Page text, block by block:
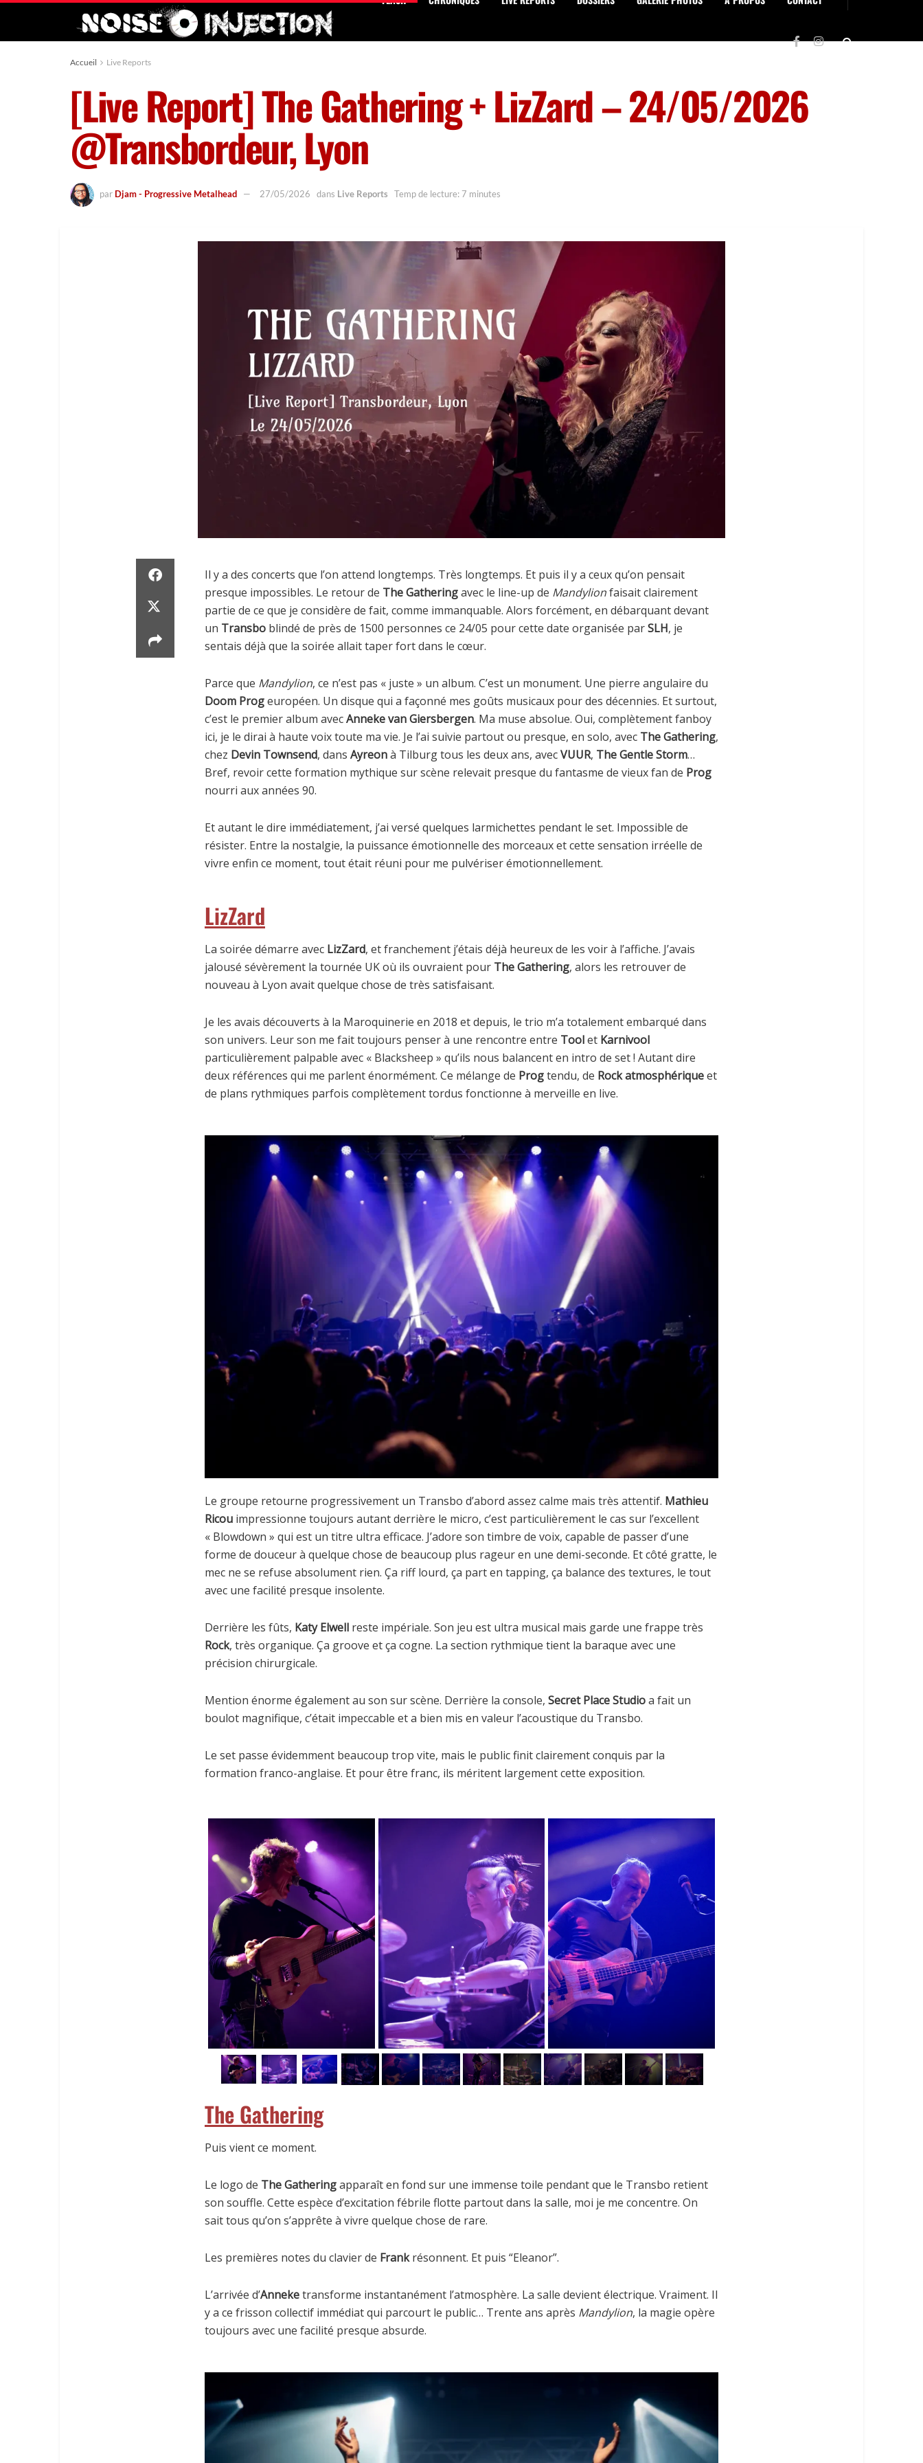
Accueil Live Reports
[Live Report] The Gathering + LizZard – 24/05/2026
@Transbordeur, Lyon
par Djam - Progressive Metalhead 27/05/2026 dans Live Reports Temp de lecture: 7 minutes
Il y a des concerts que l’on attend longtemps. Très longtemps. Et puis il y a ceux qu’on pensait
presque impossibles. Le retour de The Gatheringavec le line-up de Mandylionfaisait clairement
partie de ce que je considère de fait, comme immanquable. Alors forcément, en débarquant devant
un Transbo blindé de près de 1500 personnes ce 24/05 pour cette date organisée parSLH, je
sentais déjà que la soirée allait taper fort dans le cœur.
Parce que Mandylion, ce n’est pas « juste » un album. C’est un monument. Une pierre angulaire du
Doom Progeuropéen. Un disque qui a façonné mes goûts musicaux pour des décennies. Et surtout,
c’est le premier album avecAnneke van Giersbergen. Ma muse absolue. Oui, complètement fanboy
ici, je le dirai à haute voix toute ma vie. Je l’ai suivie partout ou presque, en solo, avec The Gathering,
chez Devin Townsend, dans Ayreonà Tilburg tous les deux ans, avecVUUR, The Gentle Storm…
Bref, revoir cette formation mythique sur scène relevait presque du fantasme de vieux fan de Prog
nourri aux années 90.
Et autant le dire immédiatement, j’ai versé quelques larmichettes pendant le set. Impossible de
résister. Entre la nostalgie, la puissance émotionnelle des morceaux et cette sensation irréelle de
vivre enfin ce moment, tout était réuni pour me pulvériser émotionnellement.
LizZard
La soirée démarre avec LizZard, et franchement j’étais déjà heureux de les voir à l’affiche. J’avais
jalousé sévèrement la tournée UK où ils ouvraient pour The Gathering, alors les retrouver de
nouveau à Lyon avait quelque chose de très satisfaisant.
Je les avais découverts à la Maroquinerie en 2018 et depuis, le trio m’a totalement embarqué dans
son univers. Leur son me fait toujours penser à une rencontre entre Toolet Karnivool
particulièrement palpable avec « Blacksheep » qu’ils nous balancent en intro de set ! Autant dire
deux références qui me parlent énormément. Ce mélange de Progtendu, de Rock atmosphériqueet
de plans rythmiques parfois complètement tordus fonctionne à merveille en live.
Le groupe retourne progressivement un Transbo d’abord assez calme mais très attentif. Mathieu
Ricou impressionne toujours autant derrière le micro, c’est particulièrement le cas sur l’excellent
« Blowdown » qui est un titre ultra efficace. J’adore son timbre de voix, capable de passer d’une
forme de douceur à quelque chose de beaucoup plus rageur en une demi-seconde. Et côté gratte, le
mec ne se refuse absolument rien. Ça riff lourd, ça part en tapping, ça balance des textures, le tout
avec une facilité presque insolente.
Derrière les fûts, Katy Elwell reste impériale. Son jeu est ultra musical mais garde une frappe très
Rock, très organique. Ça groove et ça cogne. La section rythmique tient la baraque avec une
précision chirurgicale.
Mention énorme également au son sur scène. Derrière la console, Secret Place Studioa fait un
boulot magnifique, c’était impeccable et a bien mis en valeur l’acoustique du Transbo.
Le set passe évidemment beaucoup trop vite, mais le public finit clairement conquis par la
formation franco-anglaise. Et pour être franc, ils méritent largement cette exposition.
The Gathering
Puis vient ce moment.
Le logo de The Gatheringapparaît en fond sur une immense toile pendant que le Transbo retient
son souffle. Cette espèce d’excitation fébrile flotte partout dans la salle, moi je me concentre. On
sait tous qu’on s’apprête à vivre quelque chose de rare.
Les premières notes du clavier de Frankrésonnent. Et puis “Eleanor”.
L’arrivée d’Anneketransforme instantanément l’atmosphère. La salle devient électrique. Vraiment. Il
y a ce frisson collectif immédiat qui parcourt le public… Trente ans après Mandylion, la magie opère
toujours avec une facilité presque absurde.